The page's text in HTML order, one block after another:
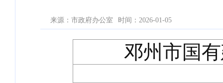
来源：市政府办公室 时间：2026-01-05
邓州市国